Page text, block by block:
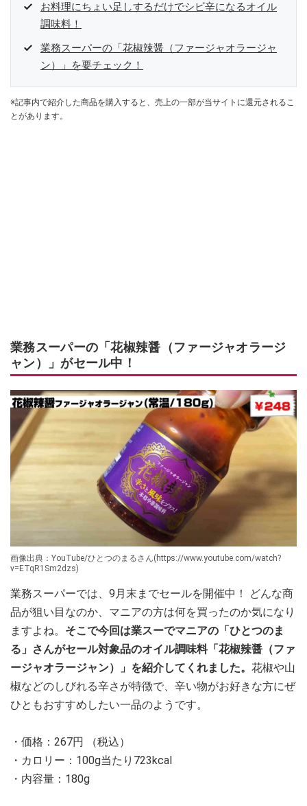
お料理にちょい足しするだけでシビ辛になるオイル
調味料！
業務スーパーの「花椒辣醤（ファージャオラージャ
ン）」を要チェック！
※記事内で紹介した商品を購入すると、売上の一部が当サイトに還元されるこ
とがあります。
業務スーパーの「花椒辣醤（ファージャオラージ
ャン）」がセール中！
画像出典：YouTube/ひとつのまるさん(https://www.youtube.com/watch?
v=ETqR1Sm2dzs)
業務スーパーでは、9月末までセールを開催中！ どんな商
品が狙い目なのか、マニアの方は何を買ったのか気になり
ますよね。 そこで今回は業スーでマニアの「ひとつのま
る」さんがセール対象品のオイル調味料「花椒辣醤（ファ
ージャオラージャン）」を紹介してくれました。 花椒や山
椒などのしびれる辛さが特徴で、辛い物がお好きな方にぜ
ひともおすすめしたい一品のようです。
・価格：267円 （税込）
・カロリー：100g当たり723kcal
・内容量：180g